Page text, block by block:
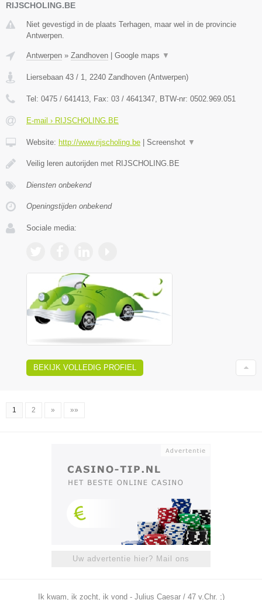
RIJSCHOLING.BE
Niet gevestigd in de plaats Terhagen, maar wel in de provincie
Antwerpen.
Antwerpen » Zandhoven Google maps ▼
Liersebaan 43 / 1, 2240 Zandhoven (Antwerpen)
Tel: 0475 / 641413, Fax: 03 / 4641347, BTW-nr: 0502.969.051
E-mail › RIJSCHOLING.BE
Website: http://www.rijscholing.be Screenshot ▼
Veilig leren autorijden met RIJSCHOLING.BE
Diensten onbekend
Openingstijden onbekend
Sociale media:
BEKIJK VOLLEDIG PROFIEL
1 2 » »»
Uw advertentie hier? Mail ons
Ik kwam, ik zocht, ik vond - Julius Caesar / 47 v.Chr. ;)